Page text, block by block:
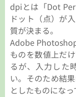
dpiとは「Dot
ドット（点）が
質が決まる。
Adobe
ものを数値上だ
るが、入力した
い。そのため結
としたものにな